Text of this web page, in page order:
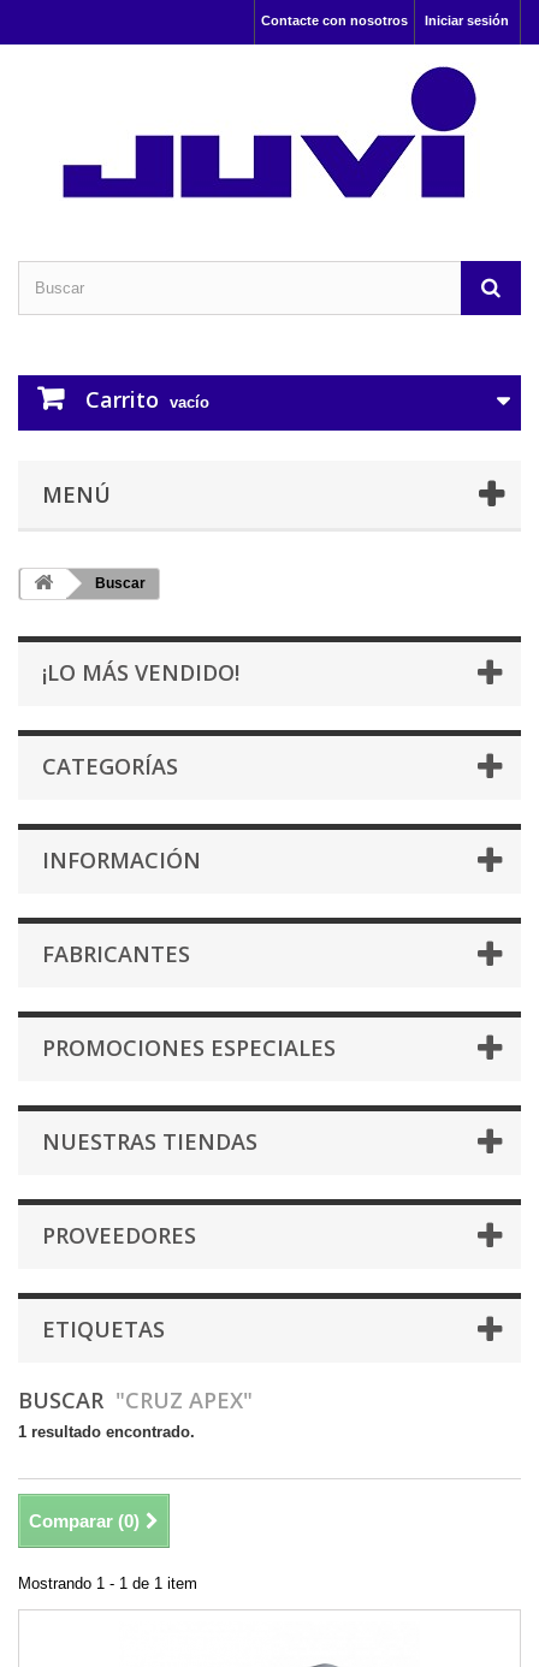
Iniciar sesión
Contacte con nosotros
Carrito vacío
MENÚ
Buscar
¡LO MÁS VENDIDO!
CATEGORÍAS
INFORMACIÓN
FABRICANTES
PROMOCIONES ESPECIALES
NUESTRAS TIENDAS
PROVEEDORES
ETIQUETAS
BUSCAR "CRUZ APEX"
1 resultado encontrado.
Comparar (0)
Mostrando 1 - 1 de 1 item